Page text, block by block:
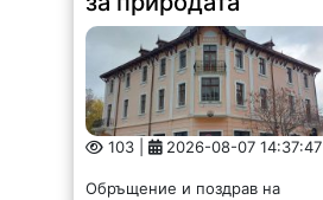
103 | 2026-08-07 14:37:47
Обръщение и поздрав на